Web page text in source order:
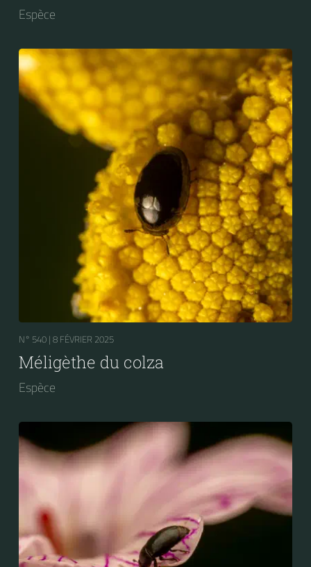
Espèce
N° 540 | 8 FÉVRIER 2025
Méligèthe du colza
Espèce